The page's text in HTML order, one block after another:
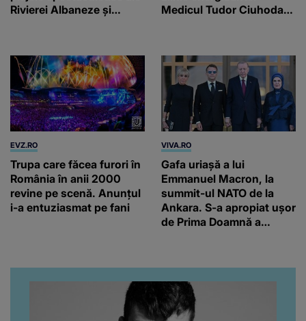
Rivierei Albaneze și
Medicul Tudor Ciuhodaru
EVZ.RO
Trupa care făcea furori în
România în anii 2000
revine pe scenă. Anunțul
i-a entuziasmat pe fani
VIVA.RO
Gafa uriașă a lui
Emmanuel Macron, la
summit-ul NATO de la
Ankara. S-a apropiat ușor
de Prima Doamnă a
înconjurul presei